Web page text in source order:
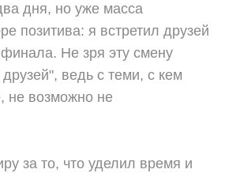
дня, но уже масса
позитива: я встретил друзей
Не зря эту смену
ведь с теми, с кем
не возможно не
за то, что уделил время и